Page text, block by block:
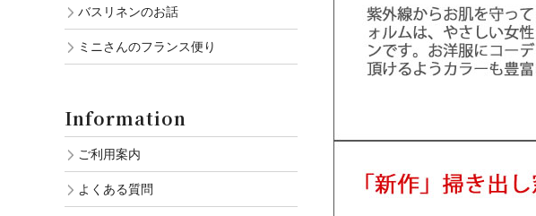
バスリネンのお話
ミニさんのフランス便り
Information
ご利用案内
よくある質問